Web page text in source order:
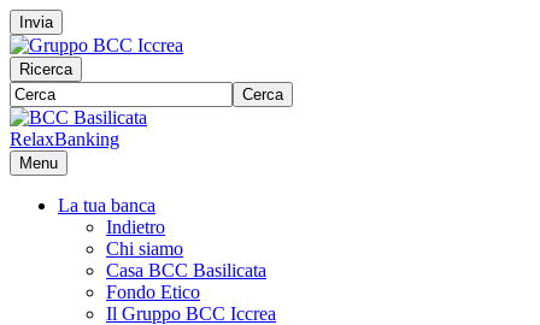
Invia
Ricerca
Cerca
RelaxBanking
Menu
La tua banca
Indietro
Chi siamo
Casa BCC Basilicata
Fondo Etico
Il Gruppo BCC Iccrea